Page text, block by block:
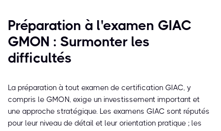
Préparation à l'examen GIAC
GMON : Surmonter les
difficultés
La préparation à tout examen de certification GIAC, y
compris le GMON, exige un investissement important et
une approche stratégique. Les examens GIAC sont réputés
pour leur niveau de détail et leur orientation pratique ; les